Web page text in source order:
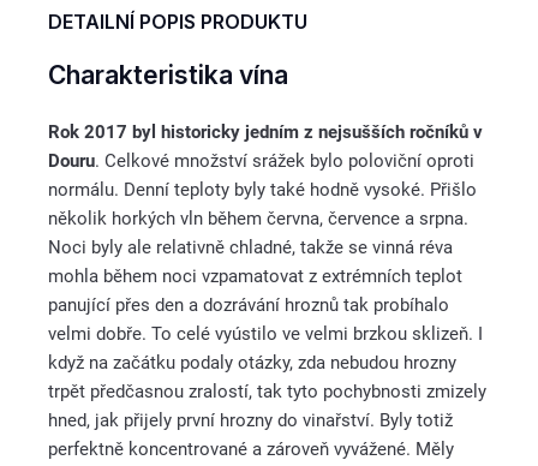
DETAILNÍ POPIS PRODUKTU
Charakteristika vína
Rok 2017 byl historicky jedním z nejsušších ročníků v
Douru. Celkové množství srážek bylo poloviční oproti
normálu. Denní teploty byly také hodně vysoké. Přišlo
několik horkých vln během června, července a srpna.
Noci byly ale relativně chladné, takže se vinná réva
mohla během noci vzpamatovat z extrémních teplot
panující přes den a dozrávání hroznů tak probíhalo
velmi dobře. To celé vyústilo ve velmi brzkou sklizeň. I
když na začátku podaly otázky, zda nebudou hrozny
trpět předčasnou zralostí, tak tyto pochybnosti zmizely
hned, jak přijely první hrozny do vinařství. Byly totiž
perfektně koncentrované a zároveň vyvážené. Měly